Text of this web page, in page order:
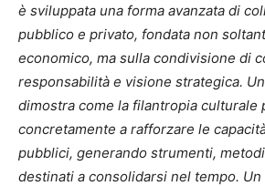
è sviluppata una forma avanzata di
pubblico e privato, fondata non
economico, ma sulla condivisione di
responsabilità e visione strategica.
dimostra come la filantropia culturale
concretamente a rafforzare le
pubblici, generando strumenti,
destinati a consolidarsi nel tempo.